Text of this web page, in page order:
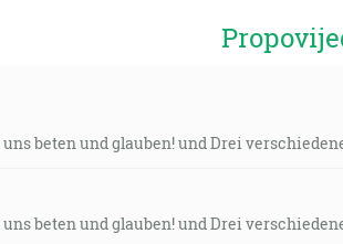
uns beten und glauben! und Drei
uns beten und glauben! und Drei